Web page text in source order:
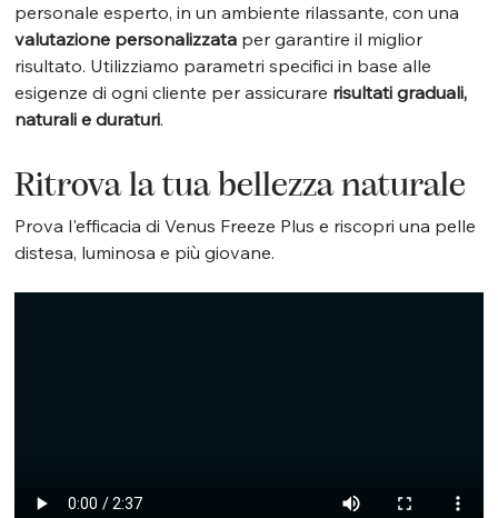
personale esperto, in un ambiente rilassante, con una
valutazione personalizzata per garantire il miglior
risultato. Utilizziamo parametri specifici in base alle
esigenze di ogni cliente per assicurare risultati graduali,
naturali e duraturi.
Ritrova la tua bellezza naturale
Prova l'efficacia di Venus Freeze Plus e riscopri una pelle
distesa, luminosa e più giovane.